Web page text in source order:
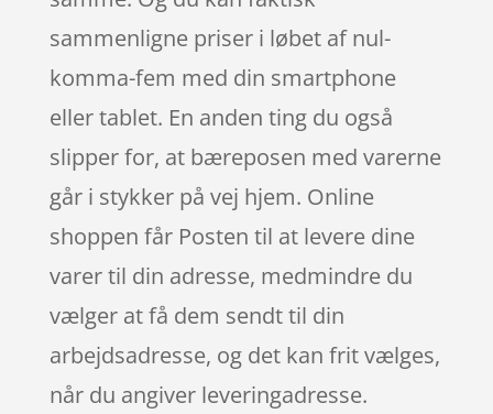
sammenligne priser i løbet af nul-
komma-fem med din smartphone
eller tablet. En anden ting du også
slipper for, at bæreposen med varerne
går i stykker på vej hjem. Online
shoppen får Posten til at levere dine
varer til din adresse, medmindre du
vælger at få dem sendt til din
arbejdsadresse, og det kan frit vælges,
når du angiver leveringadresse.